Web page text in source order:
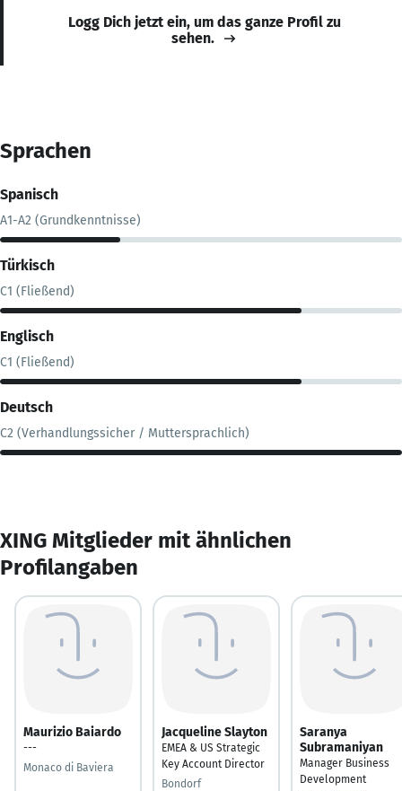
Logg Dich jetzt ein, um das ganze Profil zu
sehen.
Sprachen
Spanisch
A1-A2 (Grundkenntnisse)
Türkisch
C1 (Fließend)
Englisch
C1 (Fließend)
Deutsch
C2 (Verhandlungssicher / Muttersprachlich)
XING Mitglieder mit ähnlichen
Profilangaben
Maurizio Baiardo
---
Monaco di Baviera
Jacqueline Slayton
EMEA & US Strategic
Key Account Director
Bondorf
Saranya
Subramaniyan
Manager Business
Development